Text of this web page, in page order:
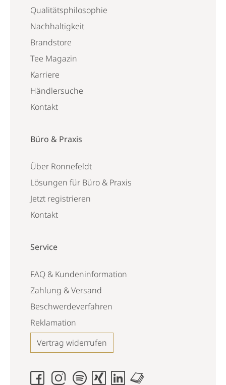
Qualitätsphilosophie
Nachhaltigkeit
Brandstore
Tee Magazin
Karriere
Händlersuche
Kontakt
Büro & Praxis
Über Ronnefeldt
Lösungen für Büro & Praxis
Jetzt registrieren
Kontakt
Service
FAQ & Kundeninformation
Zahlung & Versand
Beschwerdeverfahren
Reklamation
Vertrag widerrufen